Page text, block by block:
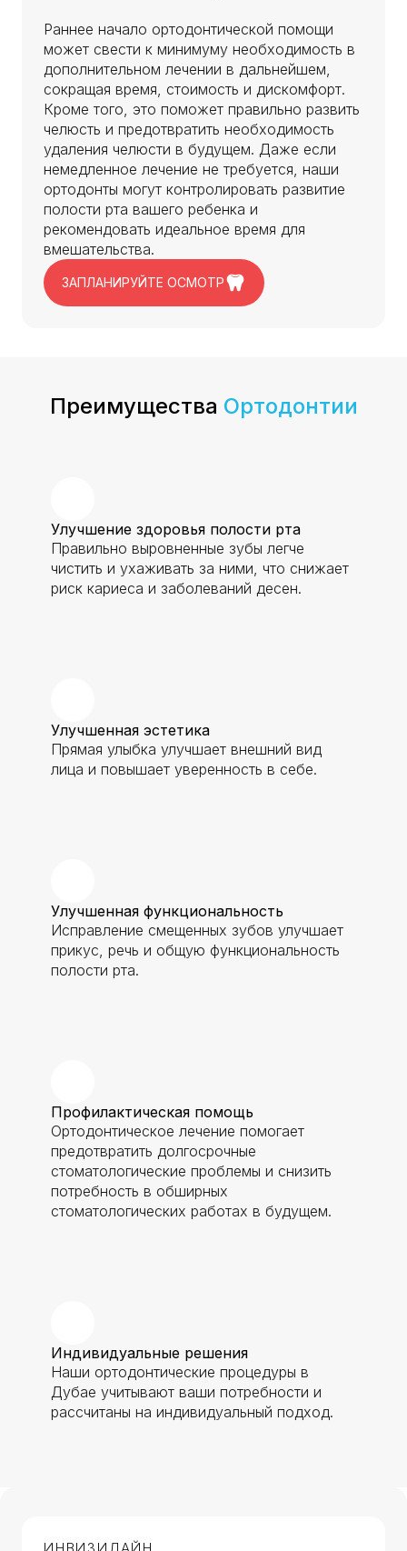
Раннее начало ортодонтической помощи
может свести к минимуму необходимость в
дополнительном лечении в дальнейшем,
сокращая время, стоимость и дискомфорт.
Кроме того, это поможет правильно развить
челюсть и предотвратить необходимость
удаления челюсти в будущем. Даже если
немедленное лечение не требуется, наши
ортодонты могут контролировать развитие
полости рта вашего ребенка и
рекомендовать идеальное время для
вмешательства.
ЗАПЛАНИРУЙТЕ ОСМОТР
Преимущества Ортодонтии
Улучшение здоровья полости рта
Правильно выровненные зубы легче
чистить и ухаживать за ними, что снижает
риск кариеса и заболеваний десен.
Улучшенная эстетика
Прямая улыбка улучшает внешний вид
лица и повышает уверенность в себе.
Улучшенная функциональность
Исправление смещенных зубов улучшает
прикус, речь и общую функциональность
полости рта.
Профилактическая помощь
Ортодонтическое лечение помогает
предотвратить долгосрочные
стоматологические проблемы и снизить
потребность в обширных
стоматологических работах в будущем.
Индивидуальные решения
Наши ортодонтические процедуры в
Дубае учитывают ваши потребности и
рассчитаны на индивидуальный подход.